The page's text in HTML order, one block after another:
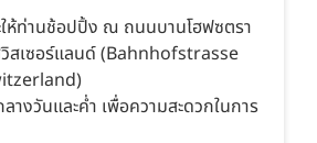
ห้ท่านช้อปปิ้ง ณ ถนนบานโฮฟซตรา
วิสเซอร์แลนด์ (Bahnhofstrasse
ลางวันและค่ำ เพื่อความสะดวกในการ